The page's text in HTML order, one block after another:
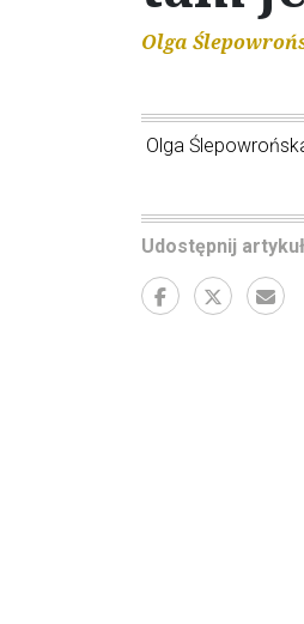
Olga
Olga
Udostępnij artykuł